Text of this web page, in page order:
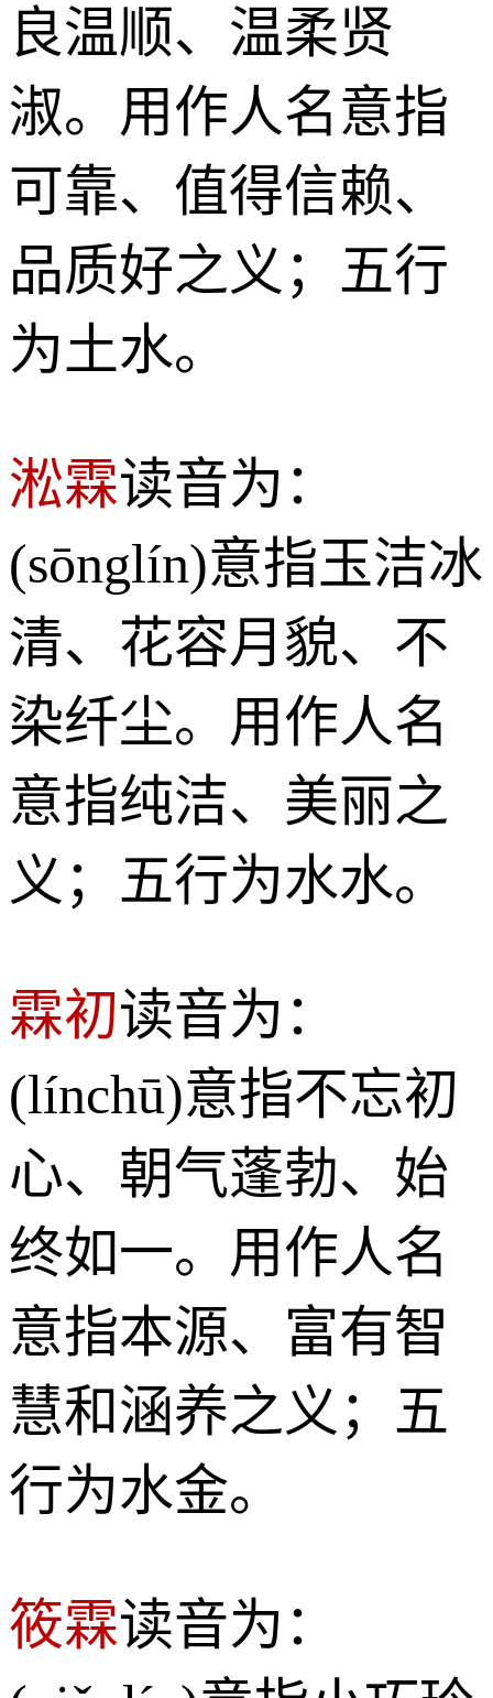
良温顺、温柔贤
淑。用作人名意指
可靠、值得信赖、
品质好之义；五行
为土水。
淞霖读音为：
(sōnglín)意指玉洁冰
清、花容月貌、不
染纤尘。用作人名
意指纯洁、美丽之
义；五行为水水。
霖初读音为：
(línchū)意指不忘初
心、朝气蓬勃、始
终如一。用作人名
意指本源、富有智
慧和涵养之义；五
行为水金。
筱霖读音为：